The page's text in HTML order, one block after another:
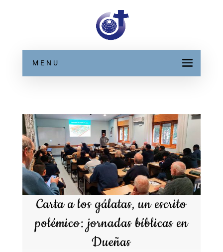
MENU
Carta a los gálatas, un escrito
polémico: jornadas bíblicas en
Dueñas